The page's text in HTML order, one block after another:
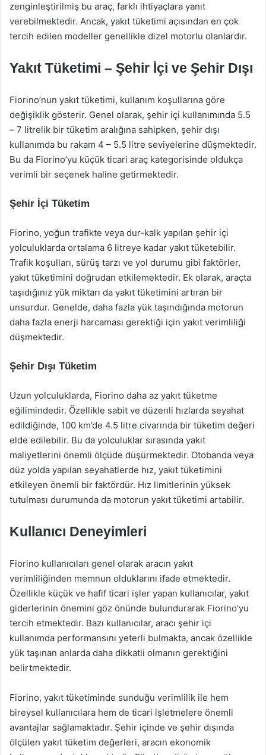
zenginleştirilmiş bu araç, farklı ihtiyaçlara yanıt
verebilmektedir. Ancak, yakıt tüketimi açısından en çok
tercih edilen modeller genellikle dizel motorlu olanlardır.
Yakıt Tüketimi – Şehir İçi ve Şehir Dışı
Fiorino’nun yakıt tüketimi, kullanım koşullarına göre
değişiklik gösterir. Genel olarak, şehir içi kullanımında 5.5
– 7 litrelik bir tüketim aralığına sahipken, şehir dışı
kullanımda bu rakam 4 – 5.5 litre seviyelerine düşmektedir.
Bu da Fiorino’yu küçük ticari araç kategorisinde oldukça
verimli bir seçenek haline getirmektedir.
Şehir İçi Tüketim
Fiorino, yoğun trafikte veya dur-kalk yapılan şehir içi
yolculuklarda ortalama 6 litreye kadar yakıt tüketebilir.
Trafik koşulları, sürüş tarzı ve yol durumu gibi faktörler,
yakıt tüketimini doğrudan etkilemektedir. Ek olarak, araçta
taşıdığınız yük miktarı da yakıt tüketimini artıran bir
unsurdur. Genelde, daha fazla yük taşındığında motorun
daha fazla enerji harcaması gerektiği için yakıt verimliliği
düşmektedir.
Şehir Dışı Tüketim
Uzun yolculuklarda, Fiorino daha az yakıt tüketme
eğilimindedir. Özellikle sabit ve düzenli hızlarda seyahat
edildiğinde, 100 km’de 4.5 litre civarında bir tüketim değeri
elde edilebilir. Bu da yolculuklar sırasında yakıt
maliyetlerini önemli ölçüde düşürmektedir. Otobanda veya
düz yolda yapılan seyahatlerde hız, yakıt tüketimini
etkileyen önemli bir faktördür. Hız limitlerinin yüksek
tutulması durumunda da motorun yakıt tüketimi artabilir.
Kullanıcı Deneyimleri
Fiorino kullanıcıları genel olarak aracın yakıt
verimliliğinden memnun olduklarını ifade etmektedir.
Özellikle küçük ve hafif ticari işler yapan kullanıcılar, yakıt
giderlerinin önemini göz önünde bulundurarak Fiorino’yu
tercih etmektedir. Bazı kullanıcılar, aracı şehir içi
kullanımda performansını yeterli bulmakta, ancak özellikle
yük taşınan anlarda daha dikkatli olmanın gerektiğini
belirtmektedir.
Fiorino, yakıt tüketiminde sunduğu verimlilik ile hem
bireysel kullanıcılara hem de ticari işletmelere önemli
avantajlar sağlamaktadır. Şehir içinde ve şehir dışında
ölçülen yakıt tüketim değerleri, aracın ekonomik